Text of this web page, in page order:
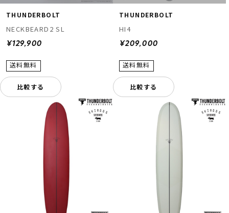
THUNDERBOLT
NECKBEARD2 SL
¥129,900
比較する
THUNDERBOLT
HI4
¥209,000
比較する